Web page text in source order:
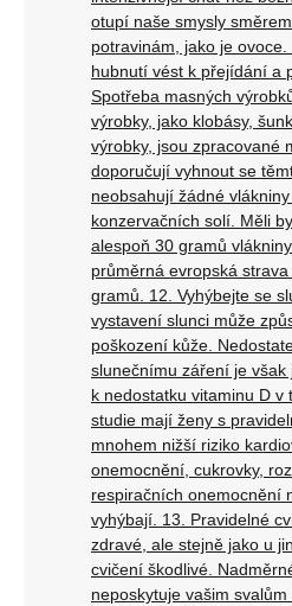
otupí naše smysly
potravinám, jako je
hubnutí vést k přejídání a
Spotřeba masných
výrobky, jako klobásy,
výrobky, jsou zpracované
doporučují vyhnout se
neobsahují žádné
konzervačních solí. Měli
alespoň 30 gramů
průměrná evropská
gramů. 12. Vyhýbejte se
vystavení slunci může
poškození kůže.
slunečnímu záření je
k nedostatku vitaminu D v
studie mají ženy s
mnohem nižší riziko
onemocnění, cukrovky,
respiračních onemocnění
vyhýbají. 13. Pravidelné
zdravé, ale stejně jako u
cvičení škodlivé.
neposkytuje vašim